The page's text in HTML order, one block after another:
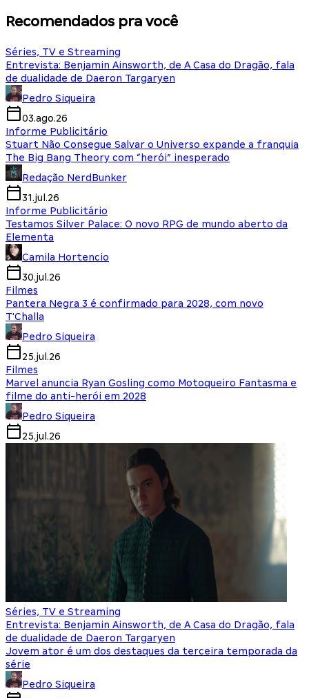
Recomendados pra você
Séries, TV e Streaming
Entrevista: Benjamin Ainsworth, de A Casa do Dragão, fala
de dualidade de Daeron Targaryen
Pedro Siqueira
03.ago.26
Informe Publicitário
Stuart Não Consegue Salvar o Universo expande a franquia
The Big Bang Theory com “herói” inesperado
Redação NerdBunker
31.jul.26
Informe Publicitário
Testamos Silver Palace: O novo RPG de mundo aberto da
Elementa
Camila Hortencio
30.jul.26
Filmes
Pantera Negra 3 é confirmado para 2028, com novo
T'Challa
Pedro Siqueira
25.jul.26
Filmes
Marvel anuncia Ryan Gosling como Motoqueiro Fantasma e
filme do anti-herói em 2028
Pedro Siqueira
25.jul.26
Séries, TV e Streaming
Entrevista: Benjamin Ainsworth, de A Casa do Dragão, fala
de dualidade de Daeron Targaryen
Jovem ator é um dos destaques da terceira temporada da
série
Pedro Siqueira